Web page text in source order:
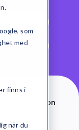
som
med
finns i
när du
Coredination